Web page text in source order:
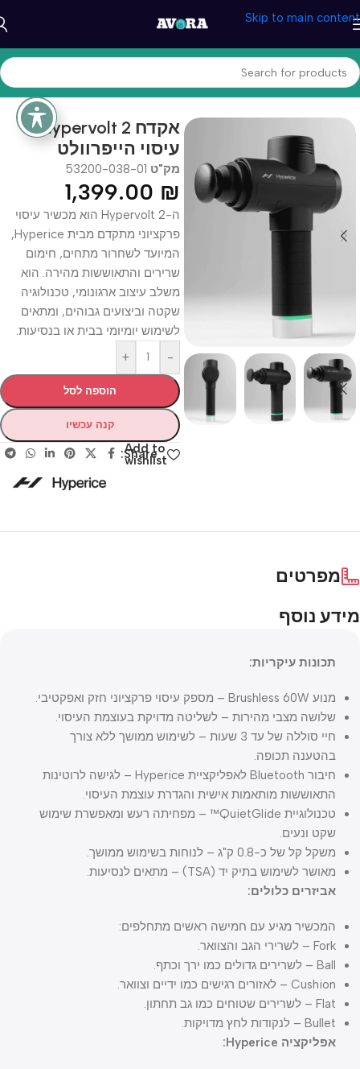
Skip to main content
עמוד הבית/בריאות ונוחות/מכשירי עיסוי
Hypervolt 2 אקדח
עיסוי הייפרוולט
מק"ט 53200-038-01
1,399.00 ₪
ה-Hypervolt 2 הוא מכשיר עיסוי
פרקציוני מתקדם מבית Hyperice,
המיועד לשחרור מתחים, חימום
שרירים והתאוששות מהירה. הוא
משלב עיצוב ארגונומי, טכנולוגיה
שקטה וביצועים גבוהים, ומתאים
לשימוש יומיומי בבית או בנסיעות.
-
+
הוספה לסל
קנה עכשיו
Add to
wishlist
Share:
מפרטים
מידע נוסף
תכונות עיקריות:
מנוע Brushless 60W – מספק עיסוי פרקציוני חזק ואפקטיבי.
שלושה מצבי מהירות – לשליטה מדויקת בעוצמת העיסוי.
חיי סוללה של עד 3 שעות – לשימוש ממושך ללא צורך
בהטענה תכופה.
חיבור Bluetooth לאפליקציית Hyperice – לגישה לרוטינות
התאוששות מותאמות אישית והגדרת עוצמת העיסוי.
טכנולוגיית QuietGlide™ – מפחיתה רעש ומאפשרת שימוש
שקט ונעים.
משקל קל של כ-0.8 ק"ג – לנוחות בשימוש ממושך.
מאושר לשימוש בתיק יד (TSA) – מתאים לנסיעות.
אביזרים כלולים:
המכשיר מגיע עם חמישה ראשים מתחלפים:
Fork – לשרירי הגב והצוואר.
Ball – לשרירים גדולים כמו ירך וכתף.
Cushion – לאזורים רגישים כמו ידיים וצוואר.
Flat – לשרירים שטוחים כמו גב תחתון.
Bullet – לנקודות לחץ מדויקות.
אפליקציה Hyperice: